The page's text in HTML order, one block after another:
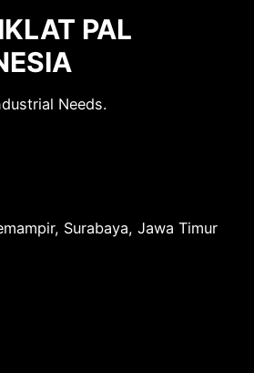
PAL
Needs.
Surabaya, Jawa Timur